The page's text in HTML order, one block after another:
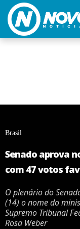
Brasil
Senado aprova
com 47 votos
O plenário do
(14) o nome do
Supremo Tribunal
Rosa Weber